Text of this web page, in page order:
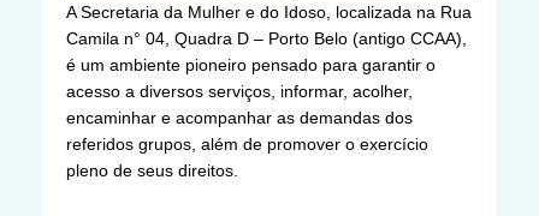
A Secretaria da Mulher e do Idoso, localizada na Rua
Camila n° 04, Quadra D – Porto Belo (antigo CCAA),
é um ambiente pioneiro pensado para garantir o
acesso a diversos serviços, informar, acolher,
encaminhar e acompanhar as demandas dos
referidos grupos, além de promover o exercício
pleno de seus direitos.